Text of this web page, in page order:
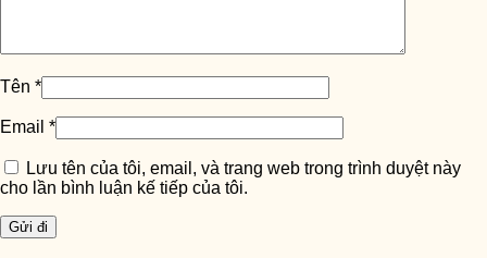
Tên *
Email *
Lưu tên của tôi, email, và trang web trong trình duyệt này
cho lần bình luận kế tiếp của tôi.